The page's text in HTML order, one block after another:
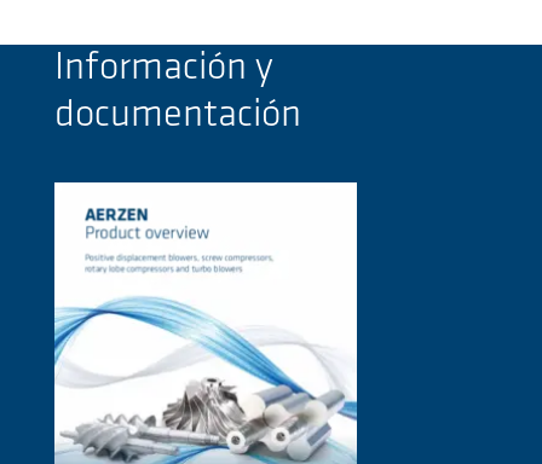
Información y
documentación